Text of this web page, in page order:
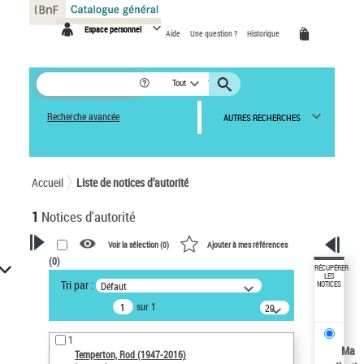
Espace personnel Aide Une question ? Historique
Tout
Recherche avancée AUTRES RECHERCHES
Accueil Liste de notices d’autorité
1 Notices d'autorité
VOTRE RECHERCHE
Recherche avancée dans les
notices d’autorité
Œuvres liées à l'auteur :
Temperton, Rod (1947-2016)
Voir la sélection (0) Ajouter à mes références
(0)
Tri par : Défaut
sur 1
20
résultats/page
1
Temperton, Rod (1947-2016)
RÉCUPÉRER
LES
NOTICES
Ma
Panneau de gestion des cookies